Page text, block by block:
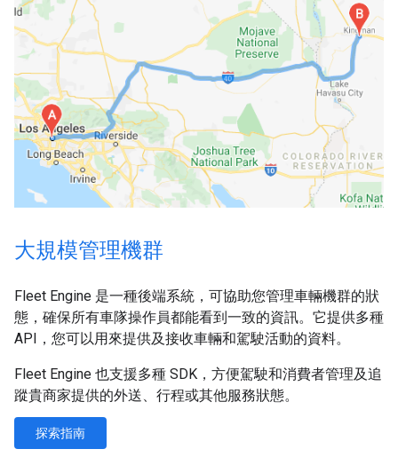
大規模管理機群
Fleet Engine 是一種後端系統，可協助您管理車輛機群的狀
態，確保所有車隊操作員都能看到一致的資訊。它提供多種
API，您可以用來提供及接收車輛和駕駛活動的資料。
Fleet Engine 也支援多種 SDK，方便駕駛和消費者管理及追
蹤貴商家提供的外送、行程或其他服務狀態。
探索指南